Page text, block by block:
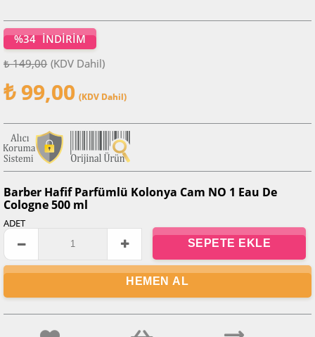
%34 İNDIRIM
₺ 149,00 (KDV Dahil)
₺ 99,00 (KDV Dahil)
Barber Hafif Parfümlü Kolonya Cam NO 1 Eau De
Cologne 500 ml
ADET